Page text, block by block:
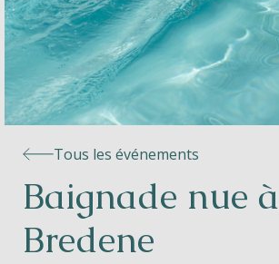
Parcs
Le Perron
Helios
Tous les événements
Baignade nue à
Bredene